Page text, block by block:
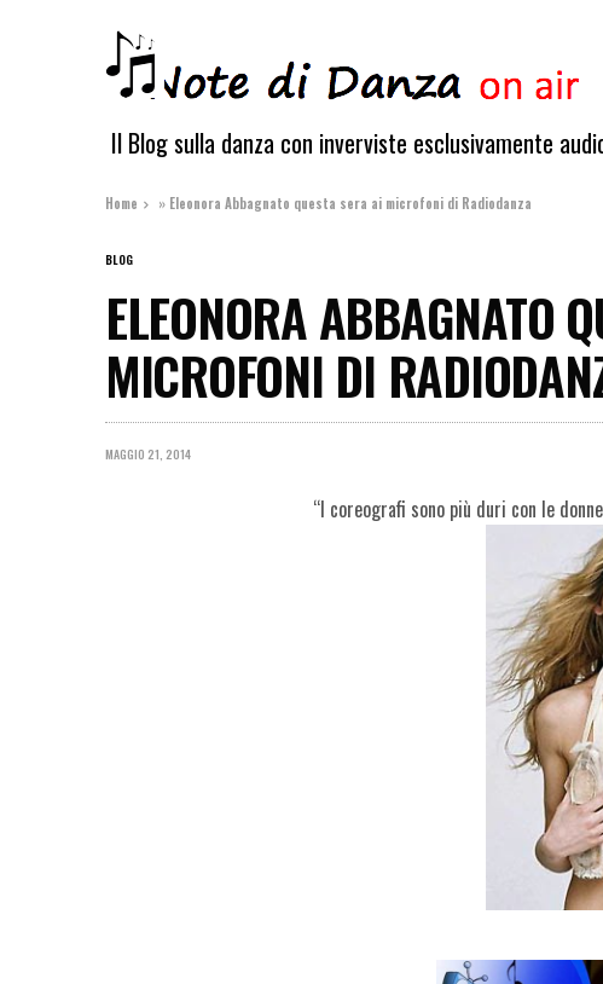
Il Blog sulla danza con inverviste esclusivamente
Home » Eleonora Abbagnato questa sera ai microfoni di Radiodanza
BLOG
ELEONORA ABBAGNATO
MICROFONI DI
MAGGIO 21, 2014
“I coreografi sono più duri con le